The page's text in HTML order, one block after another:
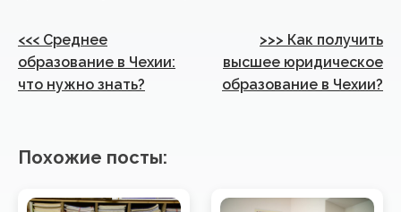
Навигация
по
записям
<<< Среднее
образование в Чехии:
что нужно знать?
>>> Как получить
высшее юридическое
образование в Чехии?
Похожие посты: